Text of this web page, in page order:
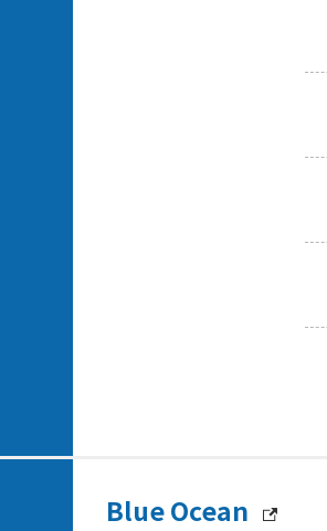
Blue Ocean